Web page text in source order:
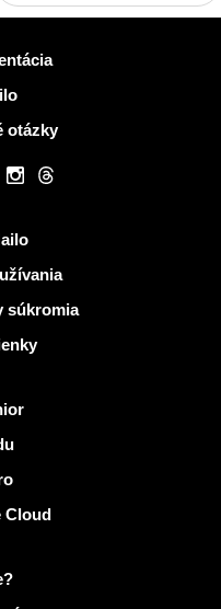
otázky
Instagram
Threads
súkromia
Cloud